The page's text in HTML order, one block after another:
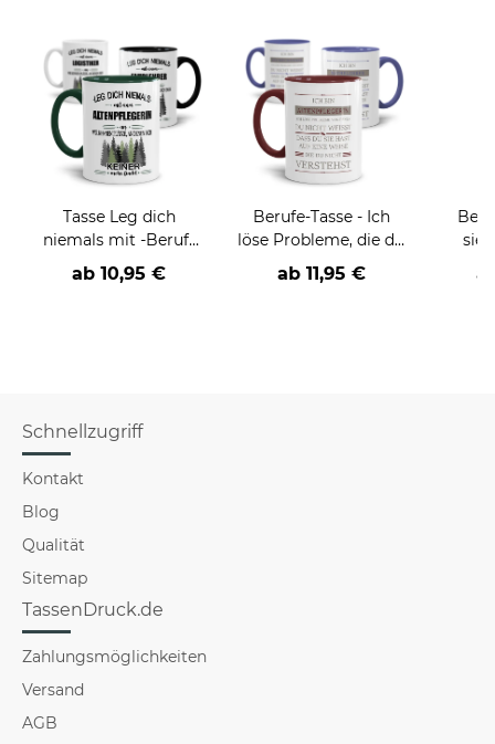
Tasse Leg dich
niemals mit -Beruf-
an
ab 10,95 €
Berufe-Tasse - Ich
löse Probleme, die du
nicht verstehst -
verschiedene Berufe
ab 11,95 €
Schnellzugriff
Kontakt
Blog
Qualität
Sitemap
TassenDruck.de
Zahlungsmöglichkeiten
Versand
AGB